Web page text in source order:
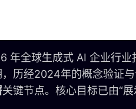
年全球生成式 AI 企业行
，历经2024年的概念验证
关键节点。核心目标已由“展